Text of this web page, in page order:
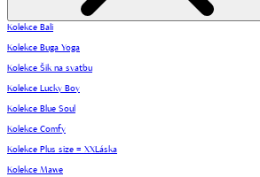
Kolekce Bali
Kolekce Buga Yoga
Kolekce Šik na svatbu
Kolekce Lucky Boy
Kolekce Blue Soul
Kolekce Comfy
Kolekce Plus size = XXLáska
Kolekce Mawe